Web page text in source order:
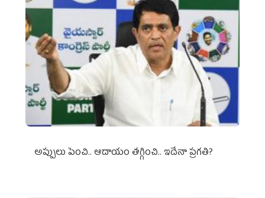
అప్పులు పెంచి.. ఆదాయం తగ్గించి.. ఇదేనా ప్రగతి?